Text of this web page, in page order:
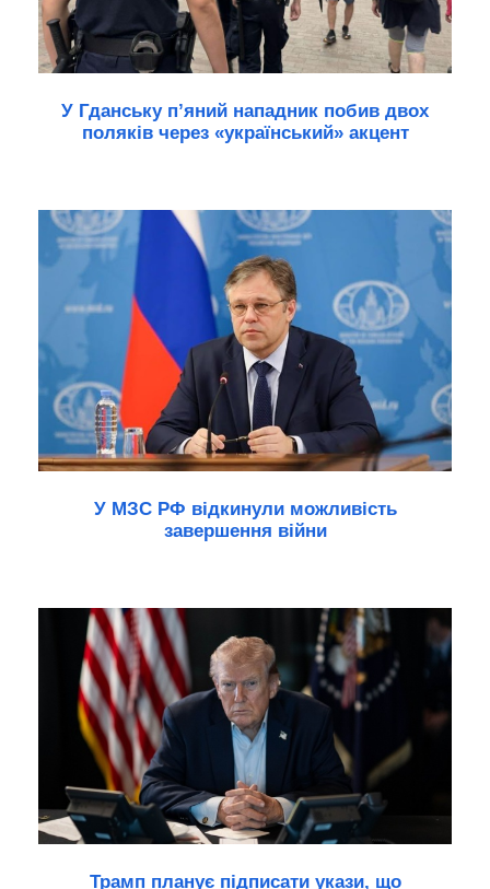
У Гданську п’яний нападник побив двох
поляків через «український» акцент
У МЗС РФ відкинули можливість
завершення війни
Трамп планує підписати укази, що